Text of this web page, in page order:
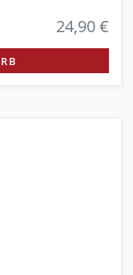
24,90 €